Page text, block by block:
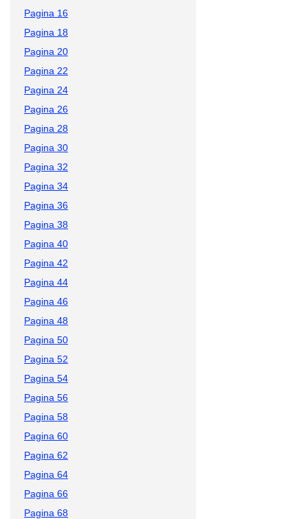
Pagina 16
Pagina 18
Pagina 20
Pagina 22
Pagina 24
Pagina 26
Pagina 28
Pagina 30
Pagina 32
Pagina 34
Pagina 36
Pagina 38
Pagina 40
Pagina 42
Pagina 44
Pagina 46
Pagina 48
Pagina 50
Pagina 52
Pagina 54
Pagina 56
Pagina 58
Pagina 60
Pagina 62
Pagina 64
Pagina 66
Pagina 68